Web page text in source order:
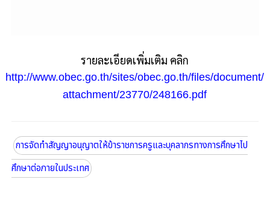
รายละเอียดเพิ่มเติม คลิก
http://www.obec.go.th/sites/obec.go.th/files/document/
attachment/23770/248166.pdf
การจัดทำสัญญาอนุญาตให้ข้าราชการครูและบุคลากรทางการศึกษาไป
ศึกษาต่อภายในประเทศ